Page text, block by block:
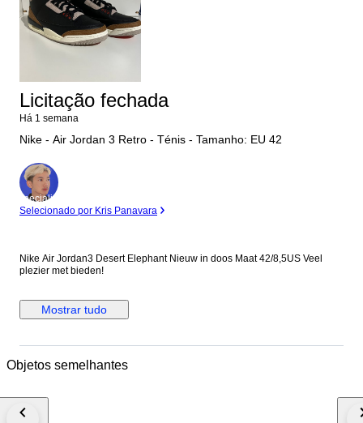
Licitação fechada
Há 1 semana
Nike - Air Jordan 3 Retro - Ténis - Tamanho: EU 42
Especialista
Selecionado por Kris Panavara
Nike Air Jordan3 Desert Elephant Nieuw in doos Maat 42/8,5US Veel
plezier met bieden!
Mostrar tudo
Objetos semelhantes